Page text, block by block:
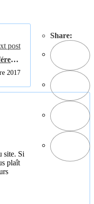
Share:
post
de
2017
site. Si
plaît